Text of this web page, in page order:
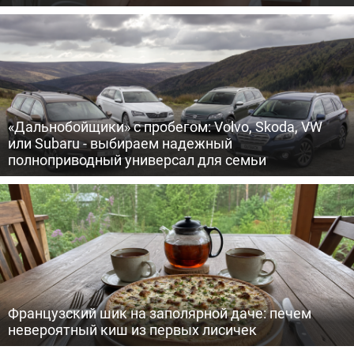
«Дальнобойщики» с пробегом: Volvo, Skoda, VW
или Subaru - выбираем надежный
полноприводный универсал для семьи
Французский шик на заполярной даче: печем
невероятный киш из первых лисичек